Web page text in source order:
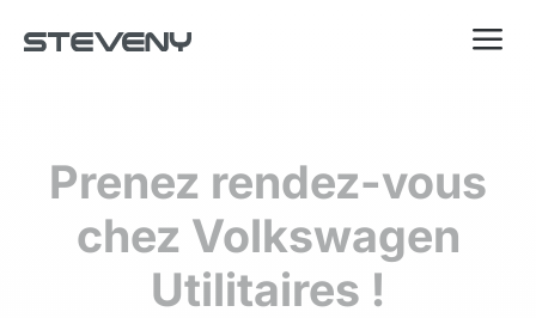
a
Prenez rendez-vous
chez Volkswagen
Utilitaires !